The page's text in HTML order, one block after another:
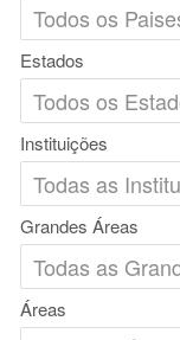
Estados
Instituições
Grandes Áreas
Áreas